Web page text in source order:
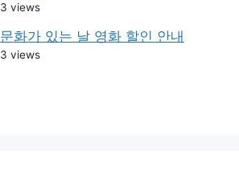
3 views
문화가 있는 날 영화 할인 안내
3 views